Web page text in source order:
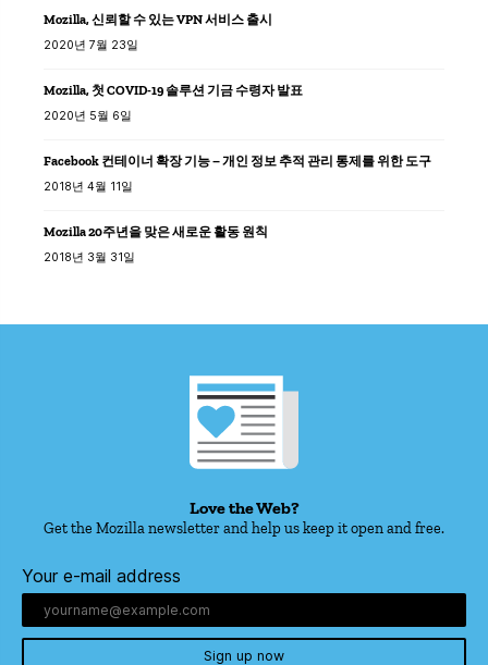
Mozilla, 신뢰할 수 있는 VPN 서비스 출시
2020년 7월 23일
Mozilla, 첫 COVID-19 솔루션 기금 수령자 발표
2020년 5월 6일
Facebook 컨테이너 확장 기능 – 개인 정보 추적 관리 통제를 위한 도구
2018년 4월 11일
Mozilla 20주년을 맞은 새로운 활동 원칙
2018년 3월 31일
Love the Web?
Get the Mozilla newsletter and help us keep it open and free.
Your e-mail address
Sign up now